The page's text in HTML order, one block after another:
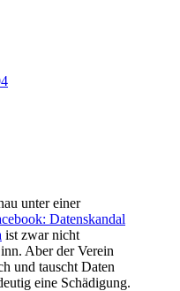
unter einer
Datenskandal
ist zwar nicht
Aber der Verein
und tauscht Daten
eine Schädigung.